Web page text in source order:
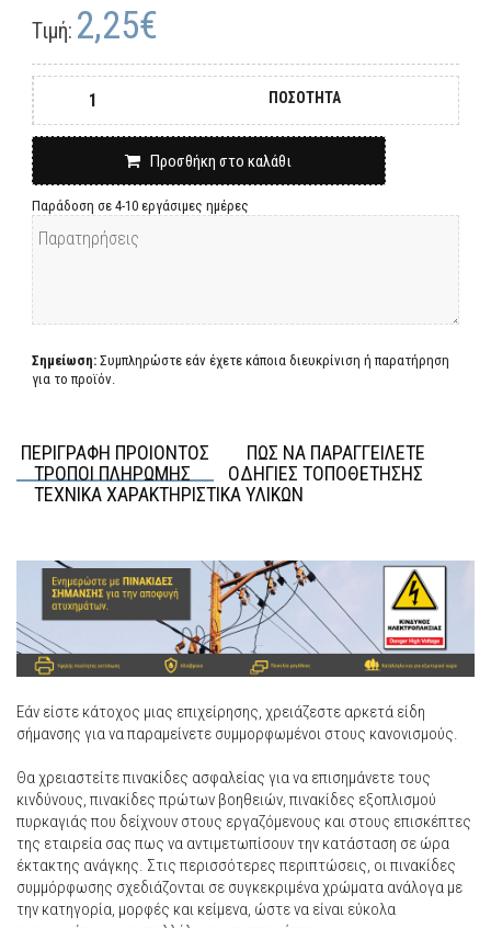
Τιμή: 2,25€
ΠΟΣΟΤΗΤΑ
Προσθήκη στο καλάθι
Παράδοση σε 4-10 εργάσιμες ημέρες
Σημείωση: Συμπληρώστε εάν έχετε κάποια διευκρίνιση ή παρατήρηση
για το προϊόν.
ΠΕΡΙΓΡΑΦΗ ΠΡΟΙΟΝΤΟΣ
ΠΩΣ ΝΑ ΠΑΡΑΓΓΕΙΛΕΤΕ
ΤΡΟΠΟΙ ΠΛΗΡΩΜΗΣ
ΟΔΗΓΙΕΣ ΤΟΠΟΘΕΤΗΣΗΣ
ΤΕΧΝΙΚΑ ΧΑΡΑΚΤΗΡΙΣΤΙΚΑ ΥΛΙΚΩΝ
Εάν είστε κάτοχος μιας επιχείρησης, χρειάζεστε αρκετά είδη
σήμανσης για να παραμείνετε συμμορφωμένοι στους κανονισμούς.
Θα χρειαστείτε πινακίδες ασφαλείας για να επισημάνετε τους
κινδύνους, πινακίδες πρώτων βοηθειών, πινακίδες εξοπλισμού
πυρκαγιάς που δείχνουν στους εργαζόμενους και στους επισκέπτες
της εταιρεία σας πως να αντιμετωπίσουν την κατάσταση σε ώρα
έκτακτης ανάγκης. Στις περισσότερες περιπτώσεις, οι πινακίδες
συμμόρφωσης σχεδιάζονται σε συγκεκριμένα χρώματα ανάλογα με
την κατηγορία, μορφές και κείμενα, ώστε να είναι εύκολα